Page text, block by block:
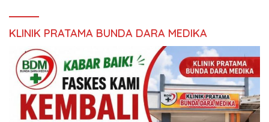
KLINIK PRATAMA BUNDA DARA MEDIKA